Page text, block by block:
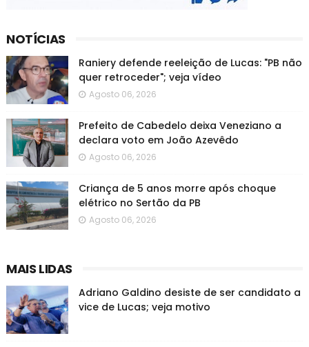
NOTÍCIAS
Raniery defende reeleição de Lucas: "PB não
quer retroceder"; veja vídeo
Agosto 06, 2026
Prefeito de Cabedelo deixa Veneziano a
declara voto em João Azevêdo
Agosto 06, 2026
Criança de 5 anos morre após choque
elétrico no Sertão da PB
Agosto 06, 2026
MAIS LIDAS
Adriano Galdino desiste de ser candidato a
vice de Lucas; veja motivo